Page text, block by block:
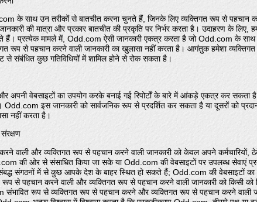
के साथ उन तरीकों से बातचीत करना चुनते हैं, जिनके लिए व्यक्तिगत रूप से पहचान
की मात्रा और प्रकार बातचीत की प्रकृति पर निर्भर करता है। उदाहरण के
हैं। प्रत्येक मामले में, Odd.com ऐसी जानकारी एकत्र करता है जो Odd.com के
रूप से पहचान करने वाली जानकारी का खुलासा नहीं करता है। आगंतुक हमेशा
संबंधित कुछ गतिविधियों में शामिल होने से रोक सकता है।
अपनी वेबसाइटों का उपयोग करके बनाई गई रिपोर्टों के बारे में आंकड़े एकत्र कर
Odd.com इस जानकारी को सार्वजनिक रूप से प्रदर्शित कर सकता है या दूसरों को
नहीं करता है।
वाली और व्यक्तिगत रूप से पहचान करने वाली जानकारी को केवल अपने कर्मचारियों,
की ओर से संसाधित किया जा सके या Odd.com की वेबसाइटों पर उपलब्ध सेवाएं
संगठनों में से कुछ आपके देश के बाहर स्थित हो सकते हैं; Odd.com की वेबसाइटों
पहचान करने वाली और व्यक्तिगत रूप से पहचान करने वाली जानकारी को किसी को
संभावित रूप से व्यक्तिगत रूप से पहचान करने और व्यक्तिगत रूप से पहचान करने